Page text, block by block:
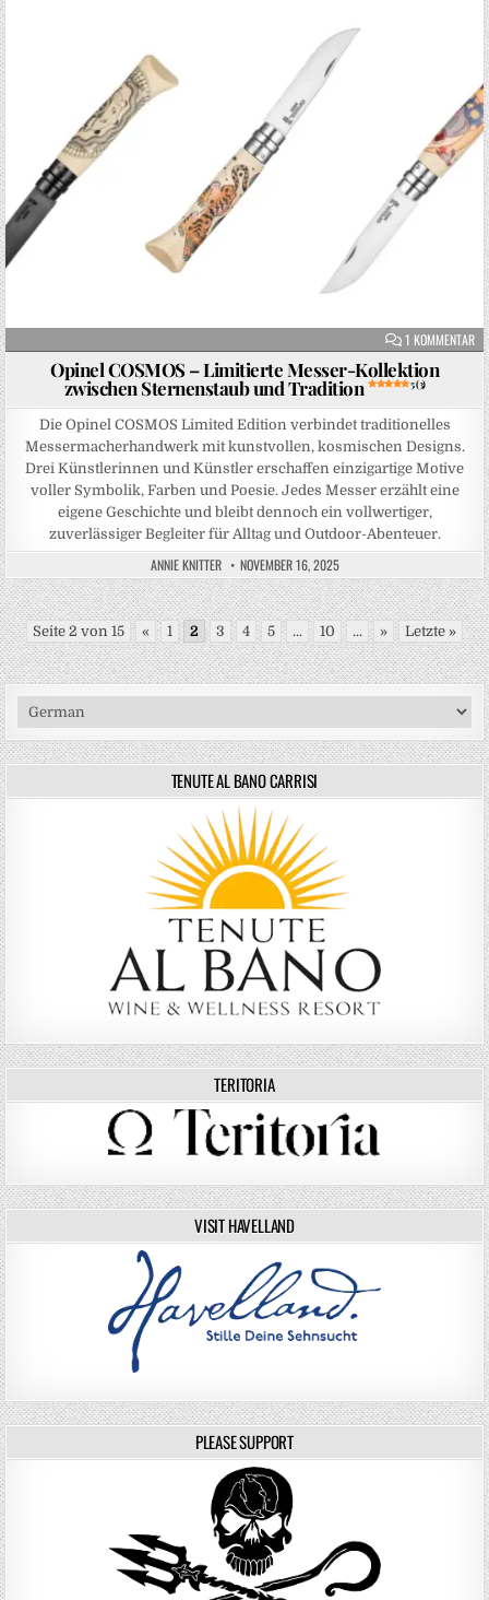
1 KOMMENTARZU
Opinel COSMOS – Limitierte Messer-Kollektion
zwischen Sternenstaub und Tradition 5 (3)
Die Opinel COSMOS Limited Edition verbindet traditionelles
Messermacherhandwerk mit kunstvollen, kosmischen Designs.
Drei Künstlerinnen und Künstler erschaffen einzigartige Motive
voller Symbolik, Farben und Poesie. Jedes Messer erzählt eine
eigene Geschichte und bleibt dennoch ein vollwertiger,
zuverlässiger Begleiter für Alltag und Outdoor-Abenteuer.
ANNIE KNITTER NOVEMBER 16, 2025
Seite 2 von 15 « 1 2 3 4 5 ... 10 ... » Letzte »
TENUTE AL BANO CARRISI
TERITORIA
VISIT HAVELLAND
PLEASE SUPPORT